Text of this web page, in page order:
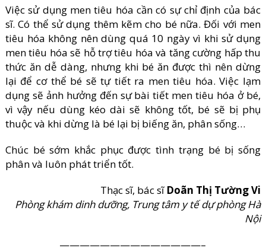
Việc sử dụng men tiêu hóa cần có sự chỉ định của bác
sĩ. Có thể sử dụng thêm kẽm cho bé nữa. Đối với men
tiêu hóa không nên dùng quá 10 ngày vì khi sử dụng
men tiêu hóa sẽ hỗ trợ tiêu hóa và tăng cường hấp thu
thức ăn dễ dàng, nhưng khi bé ăn được thì nên dừng
lại để cơ thể bé sẽ tự tiết ra men tiêu hóa. Việc lạm
dụng sẽ ảnh hưởng đến sự bài tiết men tiêu hóa ở bé,
vì vậy nếu dùng kéo dài sẽ không tốt, bé sẽ bị phụ
thuộc và khi dừng là bé lại bị biếng ăn, phân sống…
Chúc bé sớm khắc phục được tình trạng bé bị sống
phân và luôn phát triển tốt.
Thạc sĩ, bác sĩ Doãn Thị Tường Vi
Phòng khám dinh dưỡng, Trung tâm y tế dự phòng Hà
Nội
——————————————–